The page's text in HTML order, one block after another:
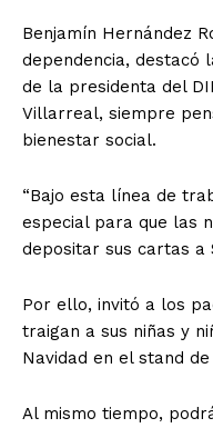
Benjamín Hernández
dependencia, destacó
de la presidenta del
Villarreal, siempre
bienestar social.
“Bajo esta línea de
especial para que las
depositar sus cartas a
Por ello, invitó a los
traigan a sus niñas y
Navidad en el stand
Al mismo tiempo,